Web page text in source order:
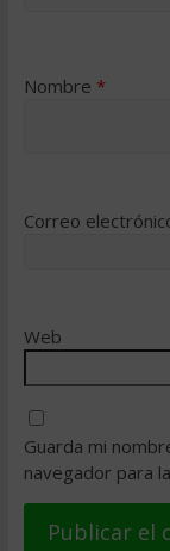
Nombre *
Correo
Web
Guarda mi
navegador para